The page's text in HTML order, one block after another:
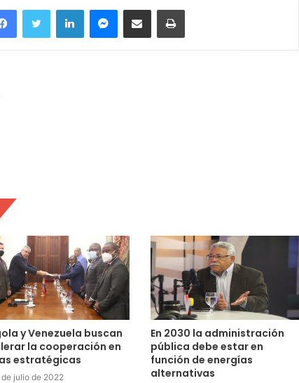
FacebookTwitter LinkedInMessengerCompartir por correo electrónicoImprimir
y Venezuela buscan
la cooperación en
estratégicas
de julio de 2022
En 2030 la administración
pública debe estar en
función de energías
alternativas